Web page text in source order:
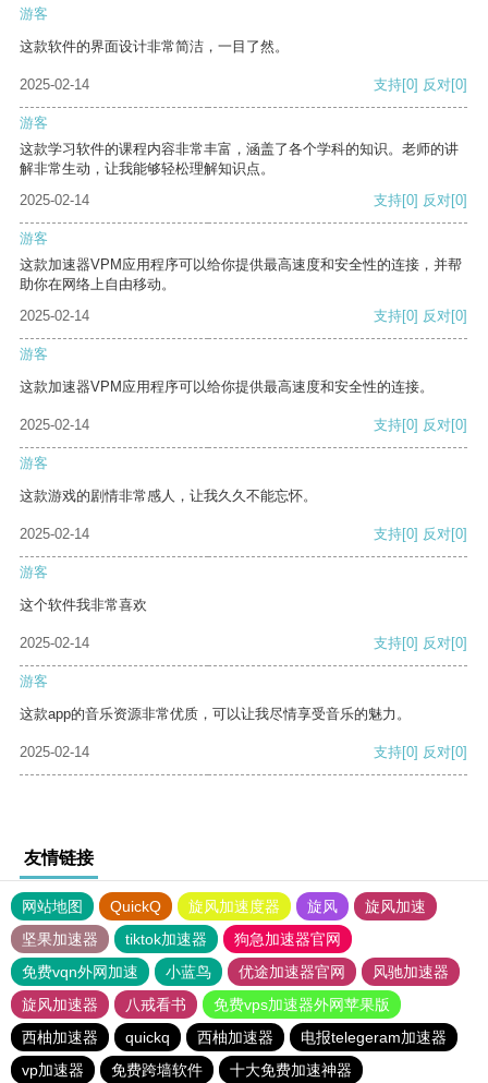
游客
这款软件的界面设计非常简洁，一目了然。
2025-02-14 支持[0] 反对[0]
游客
这款学习软件的课程内容非常丰富，涵盖了各个学科的知识。老师的讲
解非常生动，让我能够轻松理解知识点。
2025-02-14
支持[0] 反对[0]
游客
这款加速器VPM应用程序可以给你提供最高速度和安全性的连接，并帮
助你在网络上自由移动。
2025-02-14
支持[0] 反对[0]
游客
这款加速器VPM应用程序可以给你提供最高速度和安全性的连接。
2025-02-14 支持[0] 反对[0]
游客
这款游戏的剧情非常感人，让我久久不能忘怀。
2025-02-14 支持[0] 反对[0]
游客
这个软件我非常喜欢
2025-02-14 支持[0] 反对[0]
游客
这款app的音乐资源非常优质，可以让我尽情享受音乐的魅力。
2025-02-14 支持[0] 反对[0]
友情链接
网站地图 QuickQ 旋风加速度器 旋风
旋风加速
坚果加速器
tiktok加速器
狗急加速器官网
免费vqn外网加速
小蓝鸟 优途加速器官网
风驰加速器
旋风加速器
八戒看书
免费vps加速器外网苹果版
西柚加速器
quickq 西柚加速器
电报telegeram加速器
vp加速器
免费跨墙软件 十大免费加速神器